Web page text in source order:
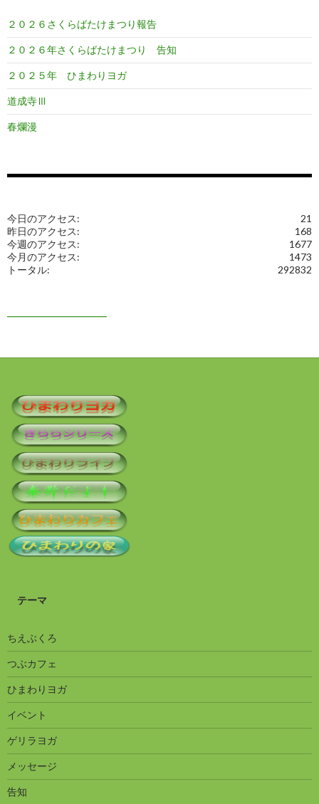
２０２６さくらばたけまつり報告
２０２６年さくらばたけまつり 告知
２０２５年 ひまわりヨガ
道成寺Ⅲ
春爛漫
21
今日のアクセス:
168
昨日のアクセス:
1677
今週のアクセス:
1473
今月のアクセス:
292832
トータル:
━━━━━━━━━━
テーマ
ちえぶくろ
つぶカフェ
ひまわりヨガ
イベント
ゲリラヨガ
メッセージ
告知